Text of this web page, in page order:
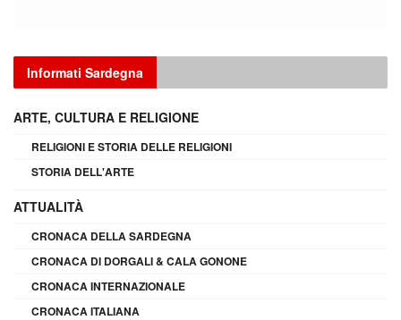
Informati Sardegna
ARTE, CULTURA E RELIGIONE
RELIGIONI E STORIA DELLE RELIGIONI
STORIA DELL'ARTE
ATTUALITÀ
CRONACA DELLA SARDEGNA
CRONACA DI DORGALI & CALA GONONE
CRONACA INTERNAZIONALE
CRONACA ITALIANA